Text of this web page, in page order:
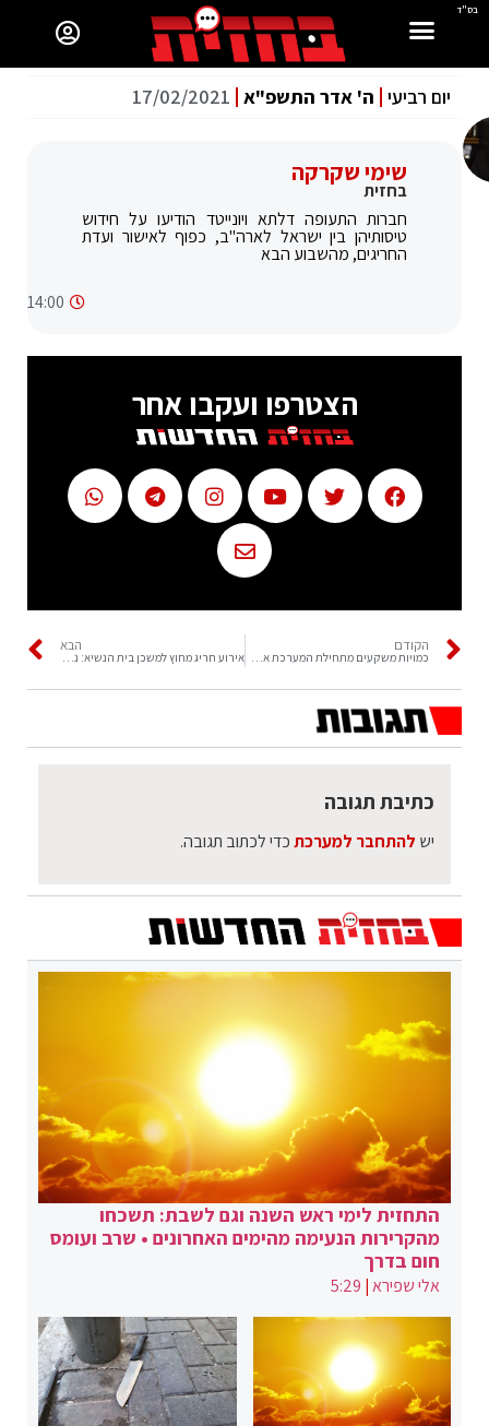
בס"ד
יום רביעי ה' אדר התשפ"א 17/02/2021
שימי שקרקה
בחזית
חברות התעופה דלתא ויונייטד הודיעו על חידוש
טיסותיהן בין ישראל לארה"ב, כפוף לאישור ועדת
החריגים, מהשבוע הבא
14:00
הצטרפו ועקבו אחר
הקודם הבא
כתיבת תגובה
יש להתחבר למערכתכדי לכתוב תגובה.
התחזית לימי ראש השנה וגם לשבת: תשכחו
מהקרירות הנעימה מהימים האחרונים • שרב ועומס
חום בדרך
אלי שפירא|
5:29